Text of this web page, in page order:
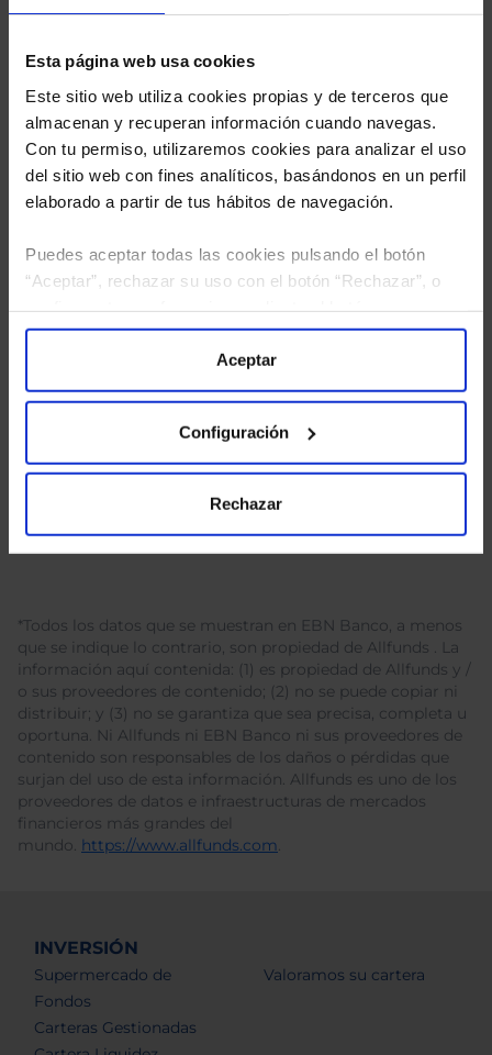
Esta página web usa cookies
Este sitio web utiliza cookies propias y de terceros que
almacenan y recuperan información cuando navegas.
Con tu permiso, utilizaremos cookies para analizar el uso
del sitio web con fines analíticos, basándonos en un perfil
elaborado a partir de tus hábitos de navegación.
Puedes aceptar todas las cookies pulsando el botón
“Aceptar”, rechazar su uso con el botón “Rechazar”, o
“Configuración”. Consulta nuestraPolítica
para más información.
Aceptar
Configuración
Rechazar
He leídola política de privacidady consiento el
*Todos los datos que se muestran en EBN Banco, a menos
que se indique lo contrario, son propiedad de Allfunds . La
información aquí contenida: (1) es propiedad de Allfunds y /
o sus proveedores de contenido; (2) no se puede copiar ni
distribuir; y (3) no se garantiza que sea precisa, completa u
oportuna. Ni Allfunds ni EBN Banco ni sus proveedores de
contenido son responsables de los daños o pérdidas que
surjan del uso de esta información. Allfunds es uno de los
proveedores de datos e infraestructuras de mercados
financieros más grandes del
mundo. https://www.allfunds.com.
INVERSIÓN
Supermercado de
Fondos
Carteras Gestionadas
Valoramos su cartera